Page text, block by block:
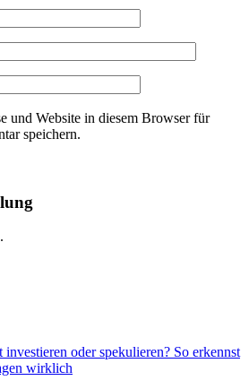
und Website in diesem Browser für
speichern.
investieren oder spekulieren? So erkennst
wirklich